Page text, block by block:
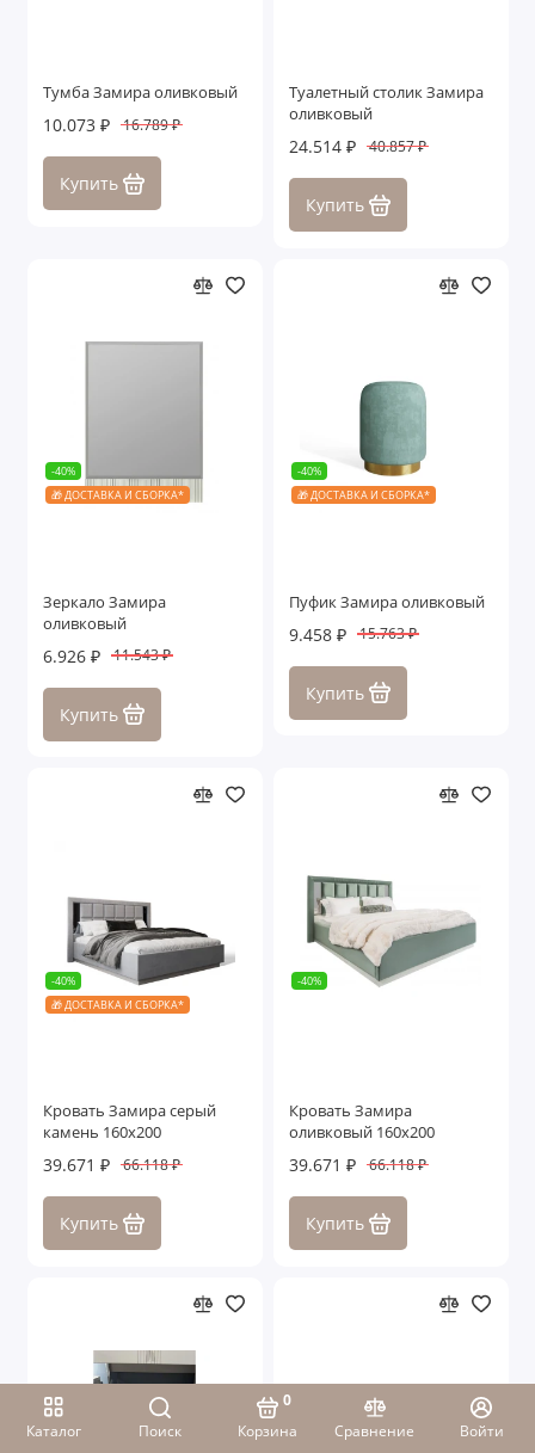
Каталог Поиск Корзина
0
Сравнение
Войти
Тумба Замира оливковый
10.073 ₽ 16.789 ₽
Купить
Туалетный столик Замира
оливковый
24.514 ₽ 40.857 ₽
Купить
-40%
🎁 ДОСТАВКА И СБОРКА*
Зеркало Замира
оливковый
6.926 ₽ 11.543 ₽
Купить
-40%
🎁 ДОСТАВКА И СБОРКА*
Пуфик Замира оливковый
9.458 ₽ 15.763 ₽
Купить
-40%
🎁 ДОСТАВКА И СБОРКА*
Кровать Замира серый
камень 160x200
39.671 ₽ 66.118 ₽
Купить
-40%
Кровать Замира
оливковый 160x200
39.671 ₽ 66.118 ₽
Купить